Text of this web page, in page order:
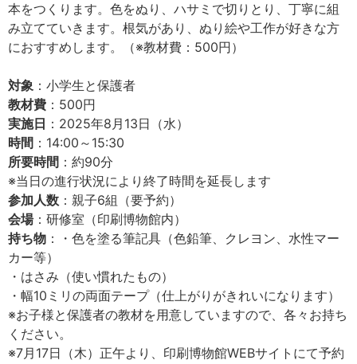
本をつくります。色をぬり、ハサミで切りとり、丁寧に組
み立てていきます。根気があり、ぬり絵や工作が好きな方
におすすめします。（※教材費：500円）
対象 ：小学生と保護者
教材費 ：500円
実施日 ：2025年8月13日（水）
時間 ：14:00～15:30
所要時間 ：約90分
※当日の進行状況により終了時間を延長します
参加人数 ：親子6組（要予約）
会場：研修室（印刷博物館内）
持ち物 ：・色を塗る筆記具（色鉛筆、クレヨン、水性マー
カー等）
・はさみ（使い慣れたもの）
・幅10ミリの両面テープ（仕上がりがきれいになります）
※お子様と保護者の教材を用意していますので、各々お持ち
ください。
※7月17日（木）正午より、印刷博物館WEBサイトにて予約